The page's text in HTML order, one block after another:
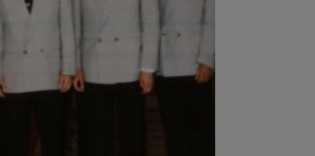
EXCLUSIV
Jovo Lukic e în fața transferului